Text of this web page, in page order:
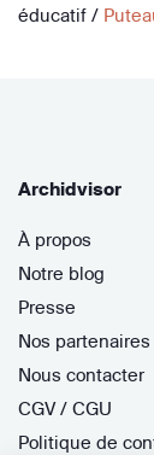
éducatif /
Archidvisor
À propos
Notre blog
Presse
Nos partenaires
Nous contacter
CGV / CGU
Politique de